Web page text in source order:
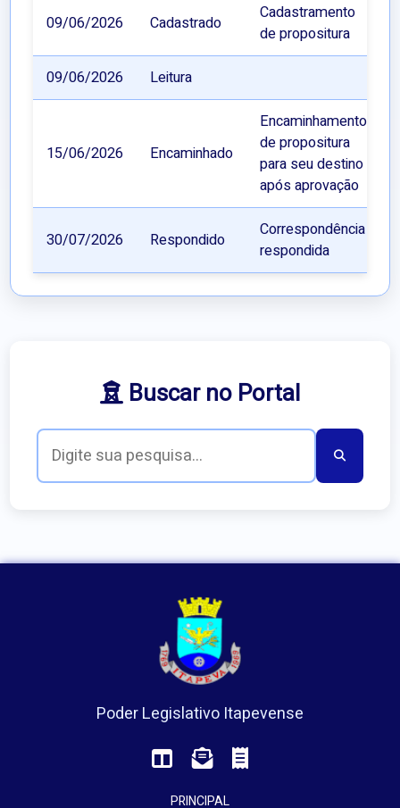
09/06/2026 Cadastrado
Cadastramento
de propositura
09/06/2026 Leitura
15/06/2026 Encaminhado
Encaminhamento
de propositura
para seu destino
após aprovação
30/07/2026 Respondido
Correspondência
respondida
Buscar no Portal
Poder Legislativo Itapevense
PRINCIPAL